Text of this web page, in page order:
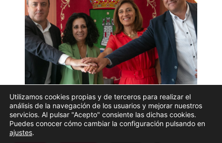
A Deputación da Coruña, a Xunta de Galicia e os
Utilizamos cookies propias y de terceros para realizar el
análisis de la navegación de los usuarios y mejorar nuestros
servicios. Al pulsar "Acepto" consiente las dichas cookies.
Puedes conocer cómo cambiar la configuración pulsando en
ajustes.